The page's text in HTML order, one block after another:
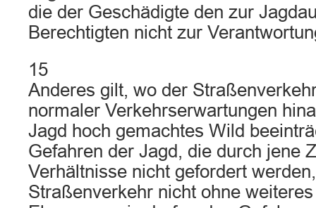
die der Geschädigte den zur
Berechtigten nicht zur
15
Anderes gilt, wo der
normaler Verkehrserwartungen
Jagd hoch gemachtes Wild
Gefahren der Jagd, die durch jene
Verhältnisse nicht gefordert
Straßenverkehr nicht ohne